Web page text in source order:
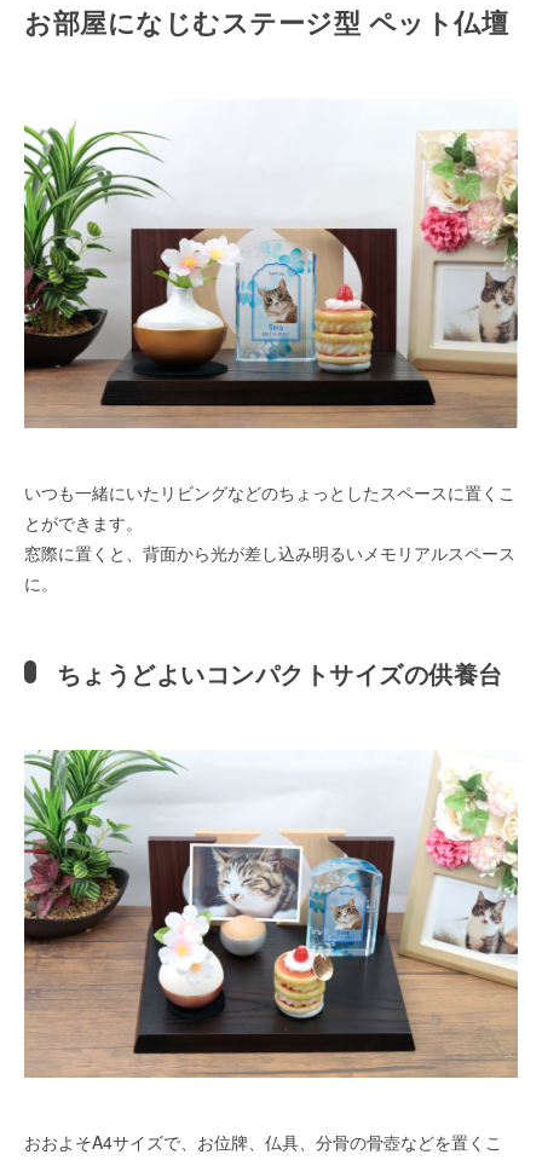
お部屋になじむステージ型 ペット仏壇
いつも一緒にいたリビングなどのちょっとしたスペースに置くこ
とができます。
窓際に置くと、背面から光が差し込み明るいメモリアルスペース
に。
ちょうどよいコンパクトサイズの供養台
おおよそA4サイズで、お位牌、仏具、分骨の骨壺などを置くこ